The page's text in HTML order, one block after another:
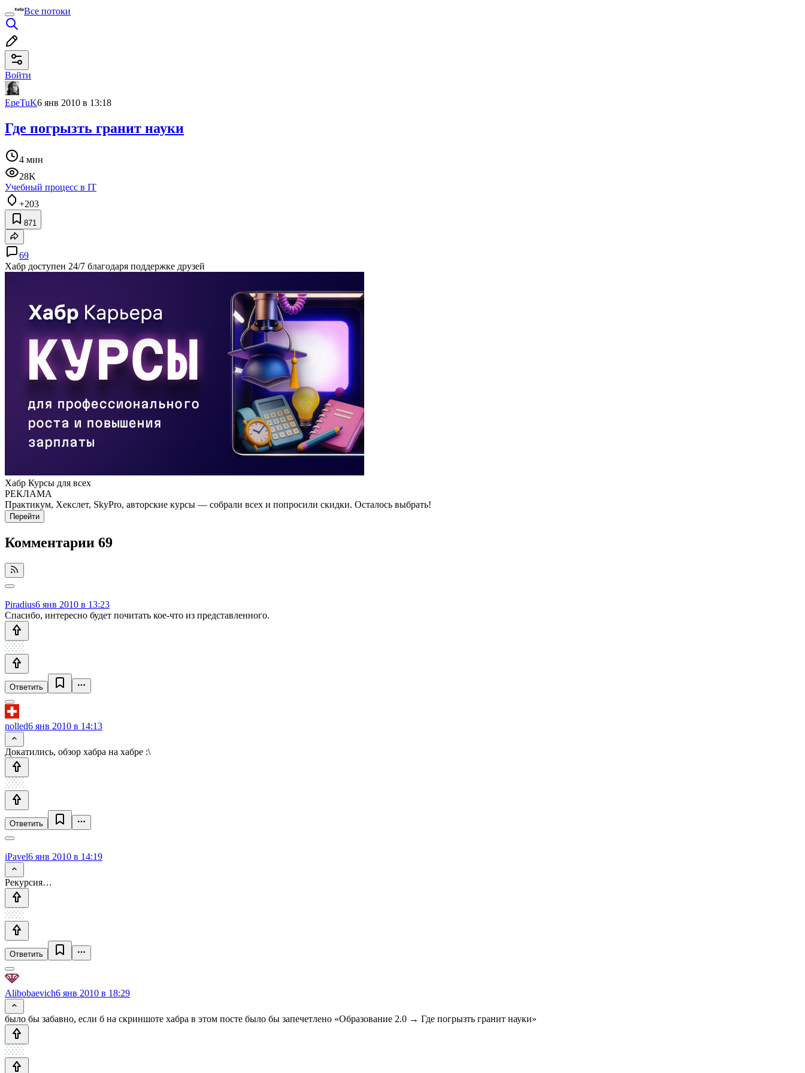
Все потоки
Войти
EpeTuK6 янв 2010 в 13:18
Где погрызть гранит науки
4 мин
28K
Учебный процесс в IT
+203
871
69
Хабр доступен 24/7 благодаря поддержке друзей
Хабр Курсы для всех
РЕКЛАМА
Практикум, Хекслет, SkyPro, авторские курсы — собрали всех и попросили скидки. Осталось выбрать!
Перейти
Комментарии 69
Piradius6 янв 2010 в 13:23
Спасибо, интересно будет почитать кое-что из представленного.
Ответить
nolled6 янв 2010 в 14:13
Докатились, обзор хабра на хабре :\
Ответить
iPavel6 янв 2010 в 14:19
Рекурсия…
Ответить
Alibobaevich6 янв 2010 в 18:29
было бы забавно, если б на скриншоте хабра в этом посте было бы запечетлено «Образование 2.0 → Где погрызть гранит науки»